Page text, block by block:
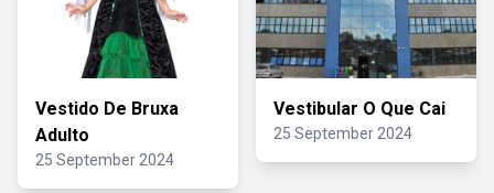
Vestido De Bruxa
Adulto
25 September 2024
Vestibular O Que Cai
25 September 2024